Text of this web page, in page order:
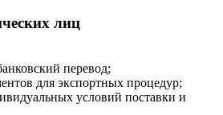
лиц
перевод;
для экспортных процедур;
условий поставки и